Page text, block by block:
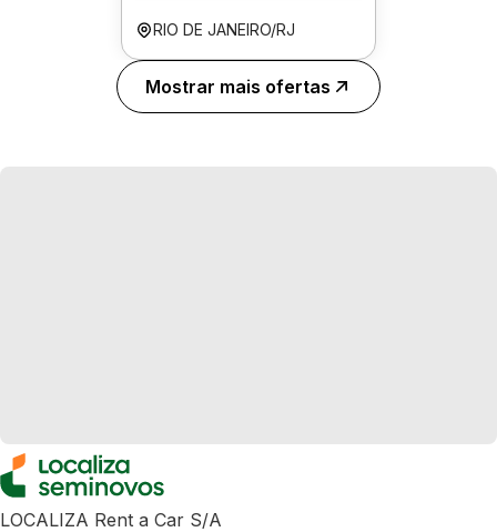
RIO DE JANEIRO/RJ
Mostrar mais ofertas
LOCALIZA Rent a Car S/A